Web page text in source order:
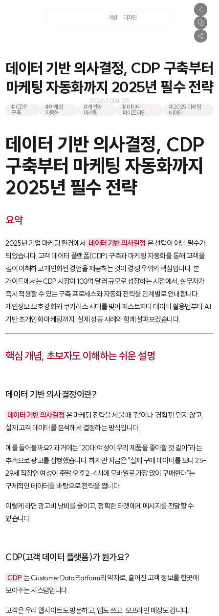
개발 디자인
데이터 기반 의사결정, CDP 구축부터
마케팅 자동화까지 2025년 필수 전략
2026년 01월 12일
#CDP
구축
#마케팅
자동화
#개인화
마케팅
#데이터
파이프라인
#2025 마케팅
데이터
데이터 기반 의사결정, CDP
구축부터 마케팅 자동화까지
2025년 필수 전략
요약
2025년 기업 마케팅 환경에서 데이터 기반 의사결정 은 선택이 아닌 필수가
되었습니다. 고객 데이터 플랫폼(CDP) 구축과 마케팅 자동화를 통해 고객을
깊이 이해하고 개인화된 경험을 제공하는 것이 경쟁 우위의 핵심입니다. 본
가이드에서는 CDP 시장이 103억 달러 규모로 성장하는 시점에서, 실무자가
즉시 적용할 수 있는 구축 프로세스와 자동화 전략을 단계별로 안내합니다.
개인정보 보호 강화와 쿠키리스 시대를 맞아 퍼스트파티 데이터 활용법부터 AI
기반 초개인화 마케팅까지, 실제 성공 사례와 함께 살펴보겠습니다.
핵심 개념, 초보자도 이해하는 쉬운 설명
데이터 기반 의사결정이란?
데이터 기반 의사결정 은 마케팅 전략을 세울 때 '감'이나 '경험'만 믿지 않고,
실제 고객 데이터를 분석해서 결정하는 방식입니다.
예를 들어볼까요? 과거에는 "20대 여성이 우리 제품을 좋아할 것 같아"라는
추측으로 광고를 집행했습니다. 하지만 지금은 "실제 구매 데이터를 보니 25-
29세 직장인 여성이 주말 오후 2-4시에 모바일로 가장 많이 구매한다"는
구체적인 데이터를 바탕으로 전략을 짭니다.
이렇게 하면 광고비 낭비를 줄이고, 정확한 타겟에게 메시지를 전달할 수
있습니다.
CDP(고객 데이터 플랫폼)가 뭔가요?
CDP 는 Customer Data Platform의 약자로, 흩어진 고객 정보를 한곳에
모아주는 시스템입니다.
고객은 우리 웹사이트도 방문하고, 앱도 쓰고, 오프라인 매장도 갑니다.